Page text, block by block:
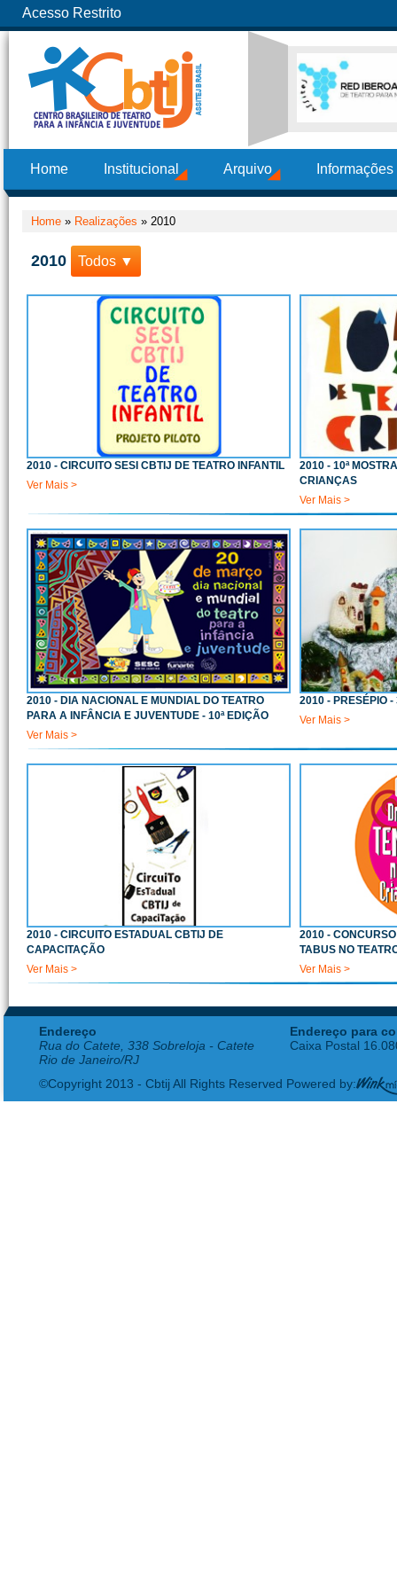
Acesso Restrito
Home Institucional Arquivo
Home » Realizações » 2010
2010 Todos ▼
2010 - CIRCUITO SESI CBTIJ DE TEATRO INFANTIL
Ver Mais >
2010 - 10ª
CRIANÇAS
Ver Mais >
2010 - DIA NACIONAL E MUNDIAL DO TEATRO
PARA A INFÂNCIA E JUVENTUDE - 10ª EDIÇÃO
Ver Mais >
2010 - PRESÉPIO -
Ver Mais >
2010 - CIRCUITO ESTADUAL CBTIJ DE
CAPACITAÇÃO
Ver Mais >
2010 -
TABUS NO
Ver Mais >
Endereço
Rua do Catete, 338 Sobreloja - Catete
Rio de Janeiro/RJ
Endereço para
Caixa Postal
©Copyright 2013 - Cbtij All Rights Reserved Powered by: